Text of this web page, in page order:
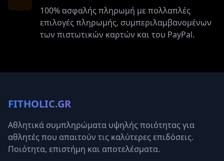
100% ασφαλής πληρωμή με πολλαπλές
επιλογές πληρωμής, συμπεριλαμβανομένων
των πιστωτικών καρτών και του PayPal.
FITHOLIC.GR
Αθλητικά συμπληρώματα υψηλής ποιότητας για
αθλητές που απαιτούν τις καλύτερες επιδόσεις.
Ποιότητα, επιστήμη και αποτελέσματα.